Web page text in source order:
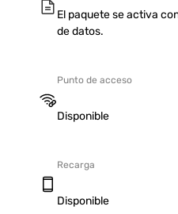
El paquete se activa
de datos.
Punto de acceso
Disponible
Recarga
Disponible